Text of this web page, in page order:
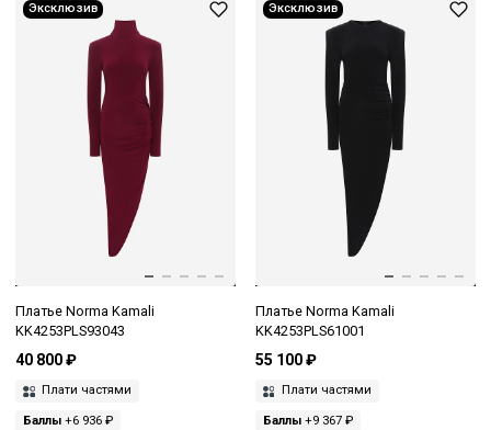
Эксклюзив
Платье Norma Kamali
KK4253PLS93043
40 800 ₽
Плати частями
Баллы +6 936 ₽
Эксклюзив
Платье Norma Kamali
KK4253PLS61001
55 100 ₽
Плати частями
Баллы+9 367 ₽